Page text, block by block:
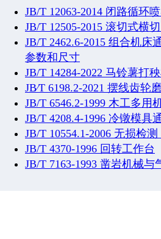
JB/T 12063-2014 闭路循环
JB/T 12505-2015 滚切式横
JB/T 2462.6-2015 组合机
参数和尺寸
JB/T 14284-2022 马铃薯打
JB∕T 6198.2-2021 摆线齿
JB/T 6546.2-1999 木工多用
JB/T 4208.4-1996 冷镦模具
JB/T 10554.1-2006 无损检
JB/T 4370-1996 回转工作台
JB/T 7163-1993 凿岩机械